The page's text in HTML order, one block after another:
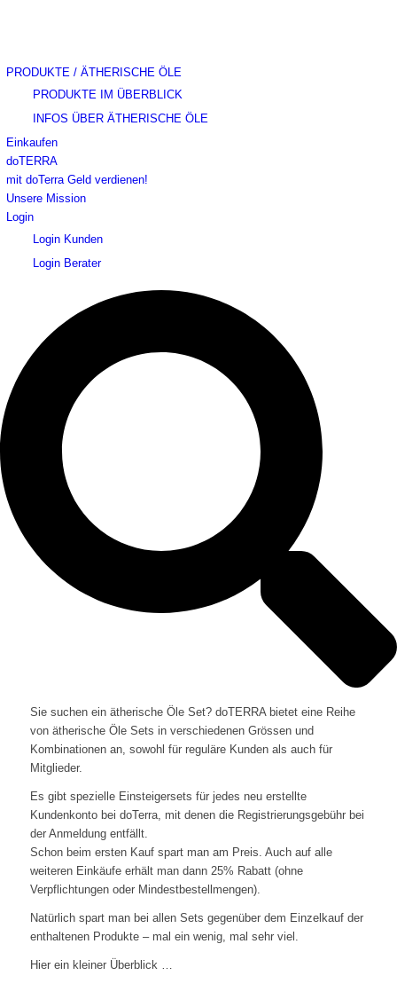
PRODUKTE / ÄTHERISCHE ÖLE
PRODUKTE IM ÜBERBLICK
INFOS ÜBER ÄTHERISCHE ÖLE
Einkaufen
doTERRA
mit doTerra Geld verdienen!
Unsere Mission
Login
Login Kunden
Login Berater
Sie suchen ein ätherische Öle Set? doTERRA bietet eine Reihe
von ätherische Öle Sets in verschiedenen Grössen und
Kombinationen an, sowohl für reguläre Kunden als auch für
Mitglieder.
Es gibt spezielle Einsteigersets für jedes neu erstellte
Kundenkonto bei doTerra, mit denen die Registrierungsgebühr bei
der Anmeldung entfällt.
Schon beim ersten Kauf spart man am Preis. Auch auf alle
weiteren Einkäufe erhält man dann 25% Rabatt (ohne
Verpflichtungen oder Mindestbestellmengen).
Natürlich spart man bei allen Sets gegenüber dem Einzelkauf der
enthaltenen Produkte – mal ein wenig, mal sehr viel.
Hier ein kleiner Überblick …